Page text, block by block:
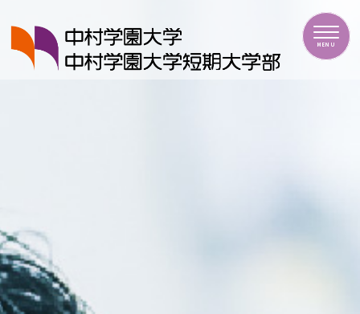
中村学園大学・中村学園大学短期大学部
MENU